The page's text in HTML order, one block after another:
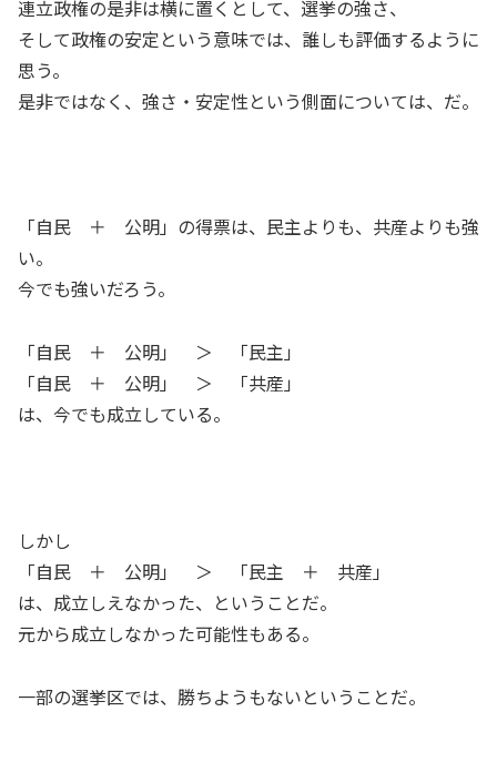
連立政権の是非は横に置くとして、選挙の強さ、
そして政権の安定という意味では、誰しも評価するように
思う。
是非ではなく、強さ・安定性という側面については、だ。
「自民 ＋ 公明」の得票は、民主よりも、共産よりも強
い。
今でも強いだろう。
「自民 ＋ 公明」 ＞ 「民主」
「自民 ＋ 公明」 ＞ 「共産」
は、今でも成立している。
しかし
「自民 ＋ 公明」 ＞ 「民主 ＋ 共産」
は、成立しえなかった、ということだ。
元から成立しなかった可能性もある。
一部の選挙区では、勝ちようもないということだ。